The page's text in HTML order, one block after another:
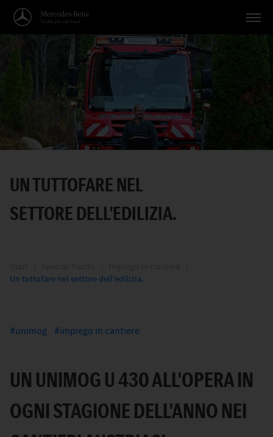
Applicazioni
Temi
Italiano
UN TUTTOFARE NEL
SETTORE DELL'EDILIZIA.
Un tuttofare nel settore dell'edilizia.
unimog impiego in cantiere
UN UNIMOG U 430 ALL'OPERA IN
OGNI STAGIONE DELL'ANNO NEI